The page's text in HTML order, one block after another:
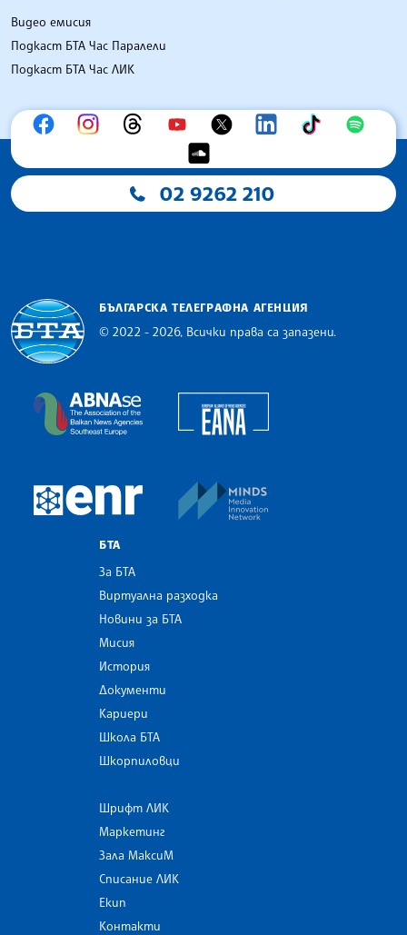
Видео емисия
Подкаст БТА Час Паралели
Подкаст БТА Час ЛИК
02 9262 210
БЪЛГАРСКА ТЕЛЕГРАФНА АГЕНЦИЯ
© 2022 - 2026, Всички права са запазени.
The Assocoation of the Balkan News Agencies
European Newsroom
БТА
За БТА
Виртуална разходка
Новини за БТА
Мисия
История
Документи
Кариери
Школа БТА
Шкорпиловци
Шрифт ЛИК
Маркетинг
Зала МаксиМ
Списание ЛИК
Екип
Контакти